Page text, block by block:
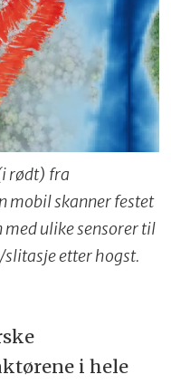
rødt) fra
mobil skanner festet
med ulike sensorer til
etter hogst.
i hele